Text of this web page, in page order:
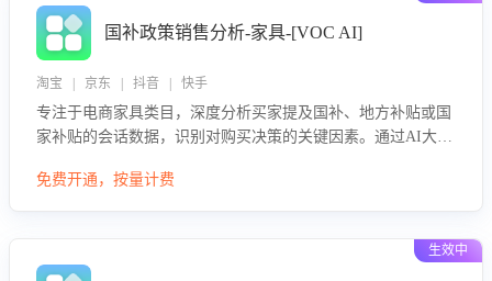
国补政策销售分析-家具-[VOC AI]
淘宝 | 京东 | 抖音 | 快手
专注于电商家具类目，深度分析买家提及国补、地方补贴或国
家补贴的会话数据，识别对购买决策的关键因素。通过AI大模
略，助力商家利用国补政策提升GMV。
免费开通，按量计费
生效中